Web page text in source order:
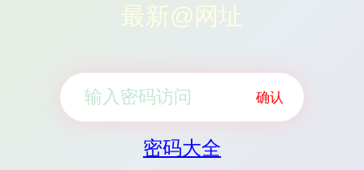
最新@网址
确认
密码大全